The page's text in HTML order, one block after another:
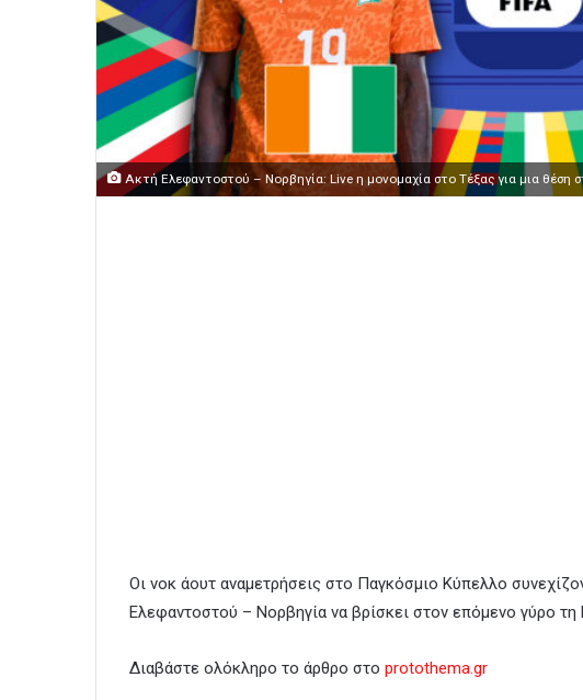
Ακτή Ελεφαντοστού – Νορβηγία: Live η μονομαχία στο Τέξας για μια θέση
Οι νοκ άουτ αναμετρήσεις στο Παγκόσμιο Κύπελλο
Ελεφαντοστού – Νορβηγία να βρίσκει στον επόμενο γύρο
Διαβάστε ολόκληρο το άρθρο στο protothema.gr